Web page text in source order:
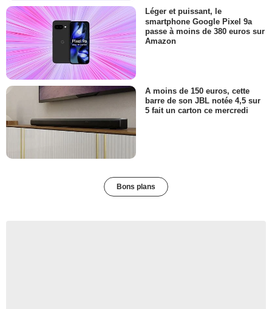
Léger et puissant, le
smartphone Google Pixel 9a
passe à moins de 380 euros sur
Amazon
A moins de 150 euros, cette
barre de son JBL notée 4,5 sur
5 fait un carton ce mercredi
Bons plans